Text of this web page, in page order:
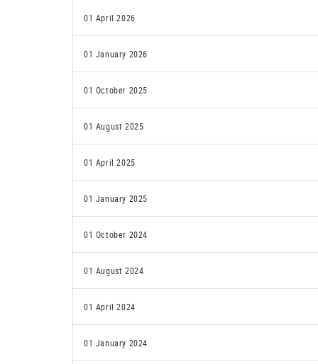
01 April 2026
01 January 2026
01 October 2025
01 August 2025
01 April 2025
01 January 2025
01 October 2024
01 August 2024
01 April 2024
01 January 2024